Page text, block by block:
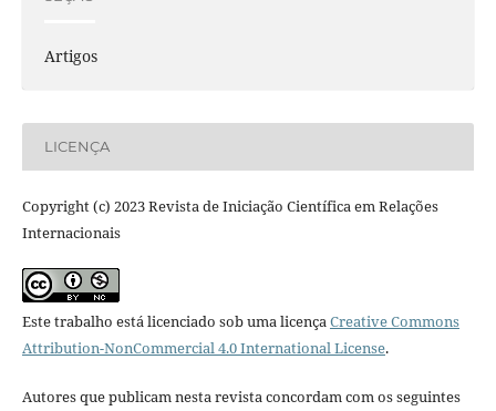
Artigos
LICENÇA
Copyright (c) 2023 Revista de Iniciação Científica em Relações
Internacionais
Este trabalho está licenciado sob uma licençaCreative Commons
Attribution-NonCommercial 4.0 International License.
Autores que publicam nesta revista concordam com os seguintes